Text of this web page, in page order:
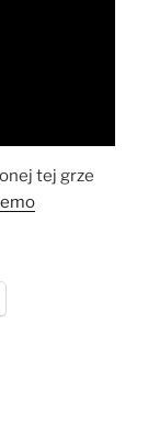
tej grze